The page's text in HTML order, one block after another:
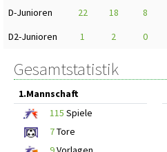
D-Junioren
22 18 8
D2-Junioren
1 2 0
Gesamtstatistik
1.Mannschaft
115 Spiele
7Tore